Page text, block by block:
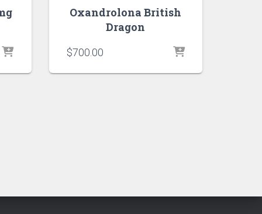
Oxandrolona British
Dragon
$700.00